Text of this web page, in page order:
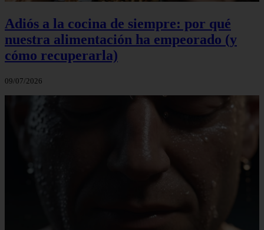
Adiós a la cocina de siempre: por qué
nuestra alimentación ha empeorado (y
cómo recuperarla)
09/07/2026